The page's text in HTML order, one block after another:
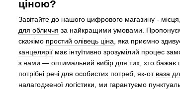
ціною?
Завітайте до нашого цифрового магазину -
для обличчя за найкращими умовами.
скажімо простий олівець ціна , яка приємно
канцелярії має інтуїтивно зрозумілий процес
з нами — оптимальний вибір для тих, хто бажає
потрібні речі для особистих потреб, як-от ваза
налагодженої логістики, ми гарантуємо